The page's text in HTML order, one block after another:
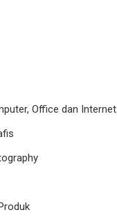
Office dan Internet